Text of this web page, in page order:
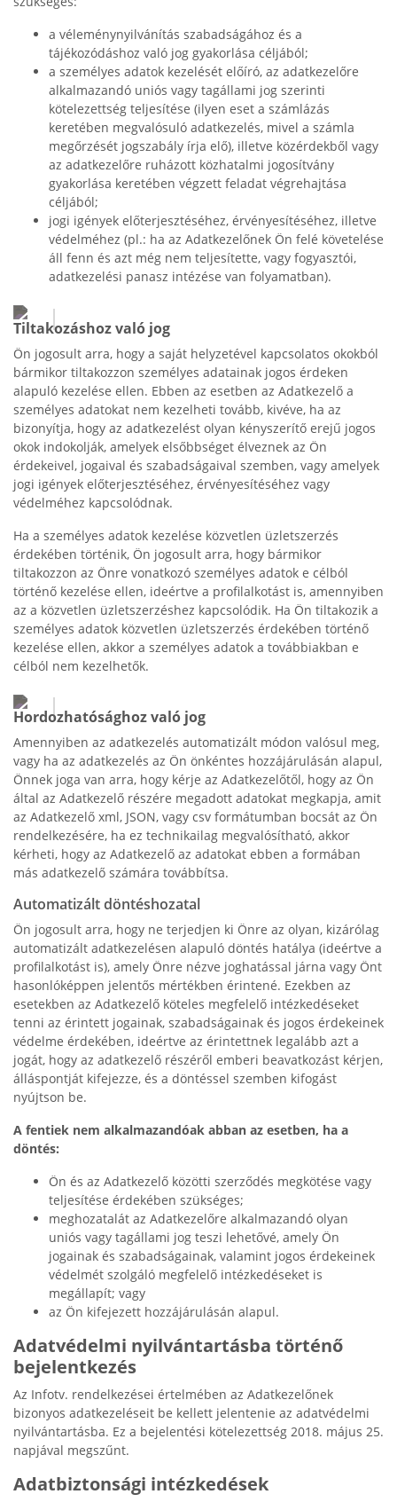
a véleménynyilvánítás szabadságához és a
tájékozódáshoz való jog gyakorlása céljából;
a személyes adatok kezelését előíró, az adatkezelőre
alkalmazandó uniós vagy tagállami jog szerinti
kötelezettség teljesítése (ilyen eset a számlázás
keretében megvalósuló adatkezelés, mivel a számla
megőrzését jogszabály írja elő), illetve közérdekből vagy
az adatkezelőre ruházott közhatalmi jogosítvány
gyakorlása keretében végzett feladat végrehajtása
céljából;
jogi igények előterjesztéséhez, érvényesítéséhez, illetve
védelméhez (pl.: ha az Adatkezelőnek Ön felé követelése
áll fenn és azt még nem teljesítette, vagy fogyasztói,
adatkezelési panasz intézése van folyamatban).
Tiltakozáshoz való jog
Ön jogosult arra, hogy a saját helyzetével kapcsolatos okokból
bármikor tiltakozzon személyes adatainak jogos érdeken
alapuló kezelése ellen. Ebben az esetben az Adatkezelő a
személyes adatokat nem kezelheti tovább, kivéve, ha az
bizonyítja, hogy az adatkezelést olyan kényszerítő erejű jogos
okok indokolják, amelyek elsőbbséget élveznek az Ön
érdekeivel, jogaival és szabadságaival szemben, vagy amelyek
jogi igények előterjesztéséhez, érvényesítéséhez vagy
védelméhez kapcsolódnak.
Ha a személyes adatok kezelése közvetlen üzletszerzés
érdekében történik, Ön jogosult arra, hogy bármikor
tiltakozzon az Önre vonatkozó személyes adatok e célból
történő kezelése ellen, ideértve a profilalkotást is, amennyiben
az a közvetlen üzletszerzéshez kapcsolódik. Ha Ön tiltakozik a
személyes adatok közvetlen üzletszerzés érdekében történő
kezelése ellen, akkor a személyes adatok a továbbiakban e
célból nem kezelhetők.
Hordozhatósághoz való jog
Amennyiben az adatkezelés automatizált módon valósul meg,
vagy ha az adatkezelés az Ön önkéntes hozzájárulásán alapul,
Önnek joga van arra, hogy kérje az Adatkezelőtől, hogy az Ön
által az Adatkezelő részére megadott adatokat megkapja, amit
az Adatkezelő xml, JSON, vagy csv formátumban bocsát az Ön
rendelkezésére, ha ez technikailag megvalósítható, akkor
kérheti, hogy az Adatkezelő az adatokat ebben a formában
más adatkezelő számára továbbítsa.
Automatizált döntéshozatal
Ön jogosult arra, hogy ne terjedjen ki Önre az olyan, kizárólag
automatizált adatkezelésen alapuló döntés hatálya (ideértve a
profilalkotást is), amely Önre nézve joghatással járna vagy Önt
hasonlóképpen jelentős mértékben érintené. Ezekben az
esetekben az Adatkezelő köteles megfelelő intézkedéseket
tenni az érintett jogainak, szabadságainak és jogos érdekeinek
védelme érdekében, ideértve az érintettnek legalább azt a
jogát, hogy az adatkezelő részéről emberi beavatkozást kérjen,
álláspontját kifejezze, és a döntéssel szemben kifogást
nyújtson be.
A fentiek nem alkalmazandóak abban az esetben, ha a
döntés:
Ön és az Adatkezelő közötti szerződés megkötése vagy
teljesítése érdekében szükséges;
meghozatalát az Adatkezelőre alkalmazandó olyan
uniós vagy tagállami jog teszi lehetővé, amely Ön
jogainak és szabadságainak, valamint jogos érdekeinek
védelmét szolgáló megfelelő intézkedéseket is
megállapít; vagy
az Ön kifejezett hozzájárulásán alapul.
Adatvédelmi nyilvántartásba történő
bejelentkezés
Az Infotv. rendelkezései értelmében az Adatkezelőnek
bizonyos adatkezeléseit be kellett jelentenie az adatvédelmi
nyilvántartásba. Ez a bejelentési kötelezettség 2018. május 25.
napjával megszűnt.
Adatbiztonsági intézkedések